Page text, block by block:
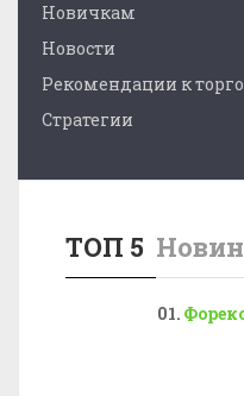
Новичкам
Новости
Рекомендации к
Стратегии
ТОП 5